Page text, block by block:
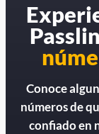
Conoce
números de
confiado en